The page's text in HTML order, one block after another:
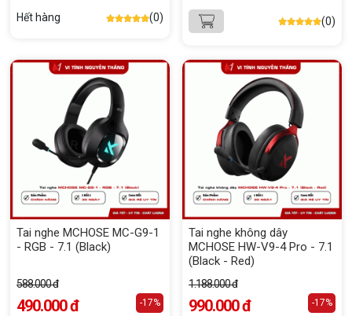
Hết hàng (0) (0)
Tai nghe MCHOSE MC-G9-1
- RGB - 7.1 (Black)
588.000 đ
490.000 đ -17%
Tai nghe không dây
MCHOSE HW-V9-4 Pro - 7.1
(Black - Red)
1.188.000 đ
990.000 đ -17%